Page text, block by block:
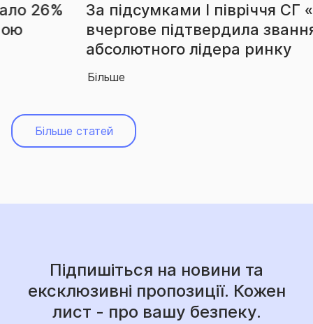
За підсумками І півріччя СГ «ТАС»
вчергове підтвердила звання
абсолютного лідера ринку
Більше статей
Підпишіться на новини та
ексклюзивні пропозиції. Кожен
лист - про вашу безпеку.